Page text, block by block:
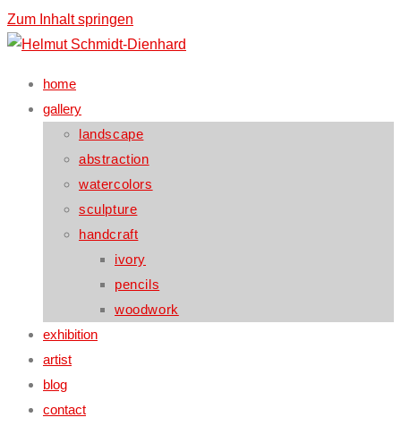
Zum Inhalt springen
home
gallery
landscape
abstraction
watercolors
sculpture
handcraft
ivory
pencils
woodwork
exhibition
artist
blog
contact